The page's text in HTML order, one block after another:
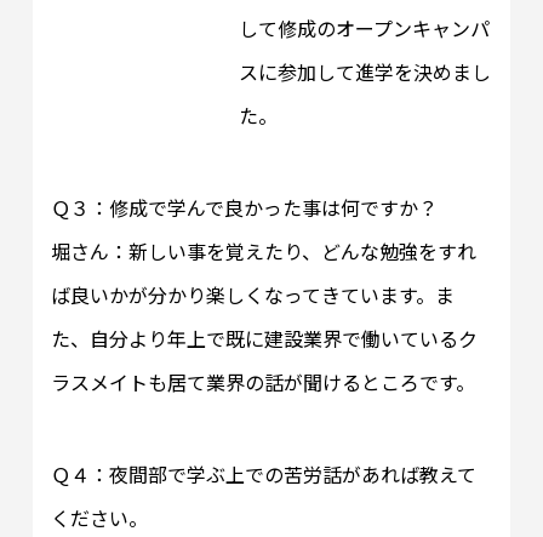
して修成のオープンキャンパ
スに参加して進学を決めまし
た。
Ｑ３：修成で学んで良かった事は何ですか？
堀さん：新しい事を覚えたり、どんな勉強をすれ
ば良いかが分かり楽しくなってきています。ま
た、自分より年上で既に建設業界で働いているク
ラスメイトも居て業界の話が聞けるところです。
Ｑ４：夜間部で学ぶ上での苦労話があれば教えて
ください。